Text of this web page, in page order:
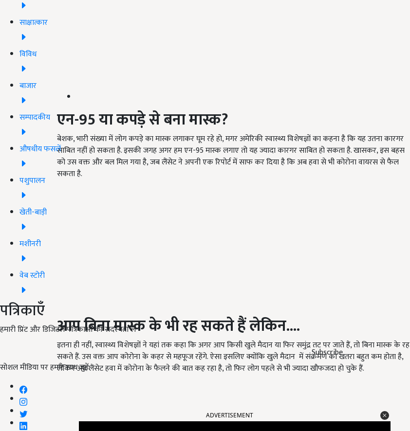
साक्षात्कार
विविध
बाजार
सम्पादकीय
औषधीय फसलें
पशुपालन
खेती-बाड़ी
मशीनरी
वेब स्टोरी
पत्रिकाएँ
हमारी प्रिंट और डिजिटल पत्रिकाओं की सदस्यता लें
Subscribe
सोशल मीडिया पर हमारे साथ जुड़ें:
एन-95 या कपड़े से बना मास्क?
बेशक, भारी संख्या में लोग कपड़े का मास्क लगाकर घूम रहे हो, मगर अमेरिकी स्वास्थ्य विशेषज्ञों का कहना है कि यह उतना कारगर
साबित नहीं हो सकता है. इसकी जगह अगर हम एन-95 मास्क लगाए तो यह ज्यादा कारगर साबित हो सकता है. खासकर, इस बहस
को उस वक्त और बल मिल गया है, जब लैंसेट ने अपनी एक रिपोर्ट में साफ कर दिया है कि अब हवा से भी कोरोना वायरस से फैल
सकता है.
आप बिना मास्क के भी रह सकते हैं लेकिन....
इतना ही नहीं, स्वास्थ्य विशेषज्ञों ने यहां तक कहा कि अगर आप किसी खुले मैदान या फिर समुंद्र तट पर जाते हैं, तो बिना मास्क के रह
सकते हैं. उस वक्त आप कोरोना के कहर से महफूज रहेंगे. ऐसा इसलिए क्योंकि खुले मैदान में संक्रमण का खतरा बहुत कम होता है,
लेकिन अब लैंसेट हवा में कोरोना के फैलने की बात कह रहा है, तो फिर लोग पहले से भी ज्यादा खौफजदा हो चुके हैं.